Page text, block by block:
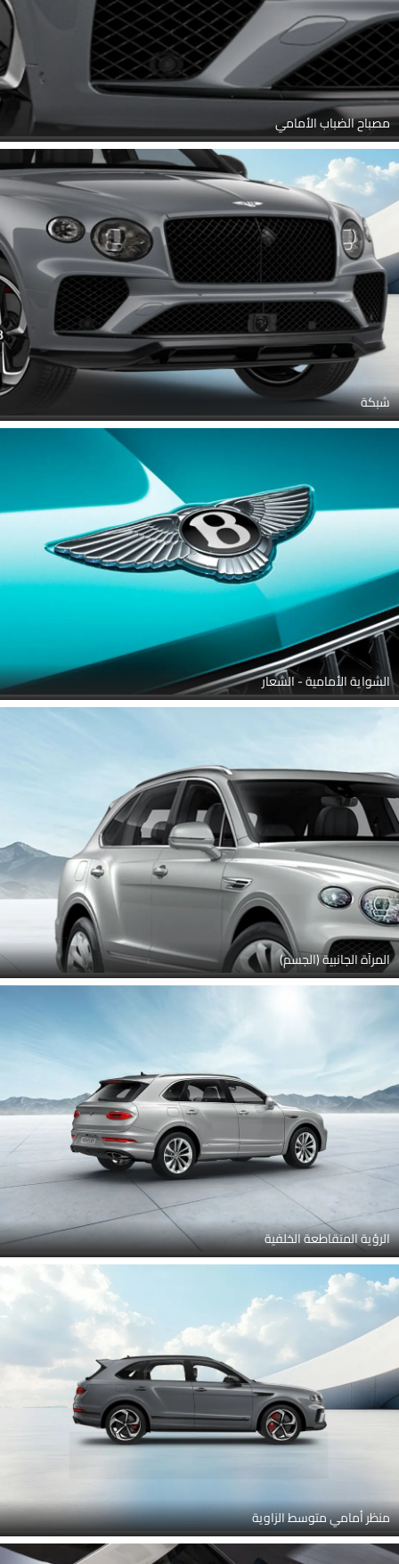
مصباح الضباب الأمامي
شبكة
الشواية الأمامية - الشعار
المرآة الجانبية (الجسم)
الرؤية المتقاطعة الخلفية
منظر أمامي متوسط الزاوية